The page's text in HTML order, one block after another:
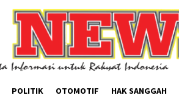
POLITIK OTOMOTIF HAK SANGGAH